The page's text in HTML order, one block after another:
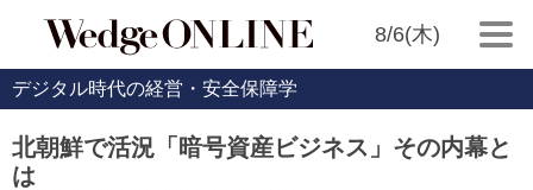
8/6(木)
デジタル時代の経営・安全保障学
北朝鮮で活況「暗号資産ビジネス」その内幕と
は